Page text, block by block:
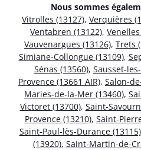
Nous sommes
Vitrolles (13127), Verquières
Ventabren (13122),
Vauvenargues (13126), Trets
Simiane-Collongue (13109),
Sénas (13560), Sausset-
Provence (13661 AIR), Salon-
Maries-de-la-Mer (13460),
Victoret (13700), Saint-
Provence (13210), Saint-
Saint-Paul-lès-Durance (13115)
(13920), Saint-Martin-de-